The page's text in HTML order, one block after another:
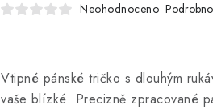
Neohodnoceno
Vtipné pánské tričko s dlouhým
vaše blízké. Precizně zpracované